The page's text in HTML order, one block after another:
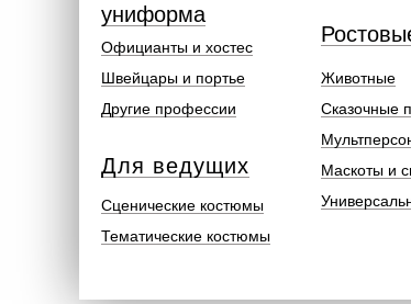
Официанты и хостес
Швейцары и портье
Другие профессии
униформа
Животные
Сказочные
Маскоты и
Сценические костюмы
Тематические костюмы
Для ведущих